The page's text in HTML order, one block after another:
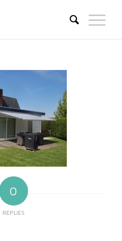
0
REPLIES